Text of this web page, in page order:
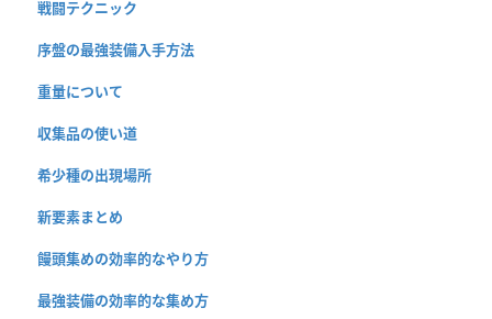
戦闘テクニック
序盤の最強装備入手方法
重量について
収集品の使い道
希少種の出現場所
新要素まとめ
饅頭集めの効率的なやり方
最強装備の効率的な集め方